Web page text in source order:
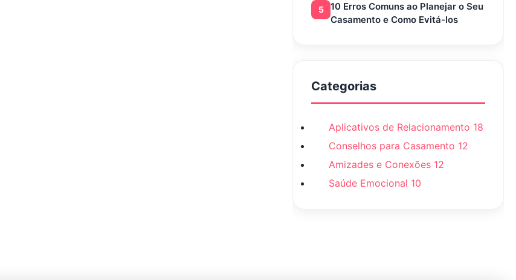
5
10 Erros Comuns ao Planejar o Seu
Casamento e Como Evitá-los
Categorias
Aplicativos de Relacionamento 18
Conselhos para Casamento 12
Amizades e Conexões 12
Saúde Emocional 10